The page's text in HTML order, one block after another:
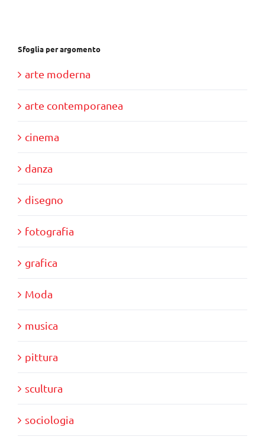
Sfoglia per argomento
arte moderna
arte contemporanea
cinema
danza
disegno
fotografia
grafica
Moda
musica
pittura
scultura
sociologia